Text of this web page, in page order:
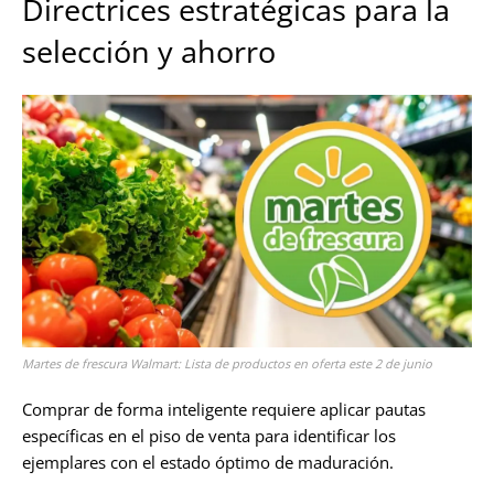
Directrices estratégicas para la
selección y ahorro
Martes de frescura Walmart: Lista de productos en oferta este 2 de junio
Comprar de forma inteligente requiere aplicar pautas
específicas en el piso de venta para identificar los
ejemplares con el estado óptimo de maduración.